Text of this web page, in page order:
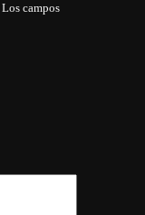
Los campos